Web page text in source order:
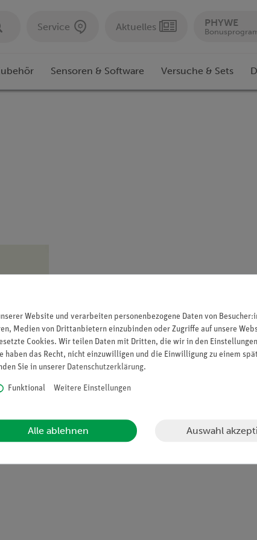
Service Aktuelles PHYWE
Sensoren & Software Versuche & Sets
Website und verarbeiten personenbezogene Daten von
Medien von Drittanbietern einzubinden oder Zugriffe auf unsere
Cookies. Wir teilen Daten mit Dritten, die wir in den
haben das Recht, nicht einzuwilligen und die Einwilligung zu einem
Sie in unserer Daten­schutz­erklärung.
Funktional Weitere Einstellungen
Alle ablehnen Auswahl